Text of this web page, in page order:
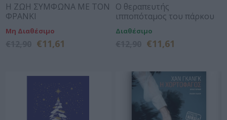
Η ΖΩΗ ΣΥΜΦΩΝΑ ΜΕ ΤΟΝ
ΦΡΑΝΚΙ
Μη Διαθέσιμο
€11,61
O θεραπευτής
ιπποπόταμος του πάρκου
Χινόντε
Διαθέσιμο
€11,61